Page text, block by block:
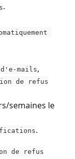
.
d'e-mails,
de refus
semaines le
.
de refus